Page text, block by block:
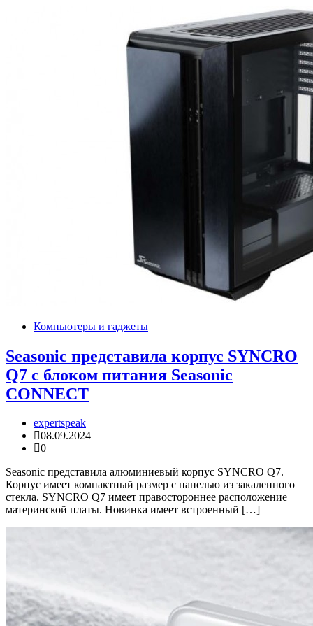
Компьютеры и гаджеты
Seasonic представила корпус SYNCRO
Q7 с блоком питания Seasonic
CONNECT
expertspeak
08.09.2024
0
Seasonic представила алюминиевый корпус SYNCRO Q7.
Корпус имеет компактный размер с панелью из закаленного
стекла. SYNCRO Q7 имеет правостороннее расположение
материнской платы. Новинка имеет встроенный […]